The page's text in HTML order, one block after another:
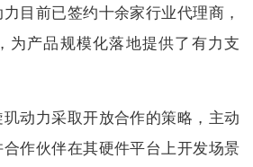
目前已签约十余家行业代理商，
为产品规模化落地提供了有力支
动力采取开放合作的策略，主动
作伙伴在其硬件平台上开发场景